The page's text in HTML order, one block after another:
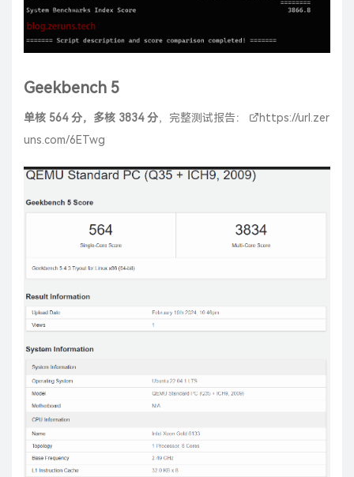
Geekbench 5
单核 564 分，多核 3834 分，完整测试报告：
https://url.zer
uns.com/6ETwg